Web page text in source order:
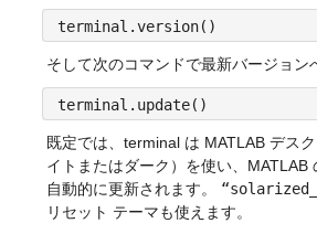
terminal.version()
そして次のコマンドで最新バージョン
terminal.update()
既定では、terminal は MATLAB デス
イトまたはダーク）を使い、MATLAB
自動的に更新されます。
リセット テーマも使えます。